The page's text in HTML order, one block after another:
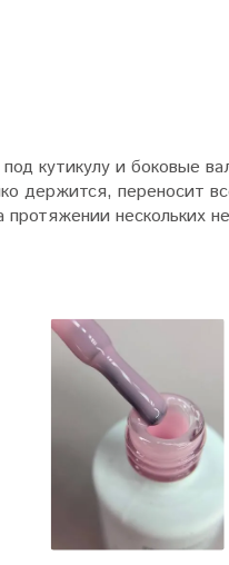
кутикулу и боковые
держится, переносит
нескольких